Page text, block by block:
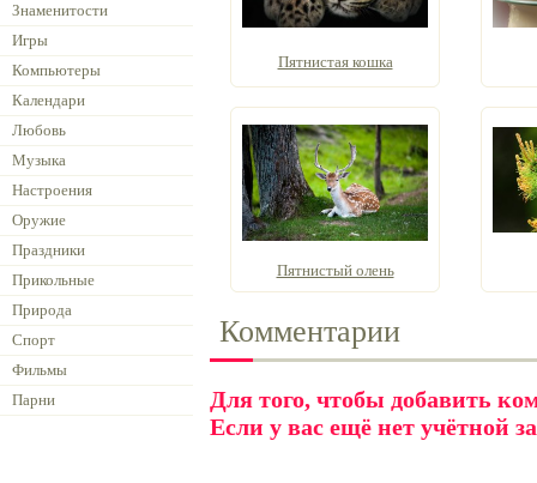
Знаменитости
Игры
Компьютеры
Календари
Любовь
Музыка
Настроения
Оружие
Праздники
Прикольные
Природа
Спорт
Фильмы
Парни
Пятнистая кошка
Пятнистый олень
Комментарии
Для того, чтобы добавить
Если у вас ещё нет учётной